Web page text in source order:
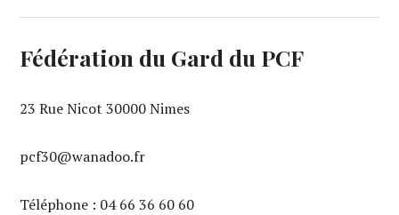
Fédération du Gard du PCF
23 Rue Nicot 30000 Nimes
pcf30@wanadoo.fr
Téléphone : 04 66 36 60 60‬